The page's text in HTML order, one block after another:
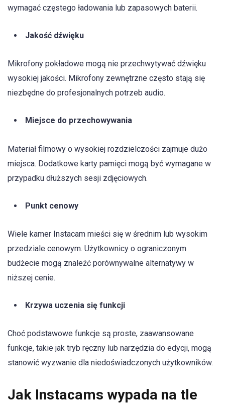
wymagać częstego ładowania lub zapasowych baterii.
Jakość dźwięku
Mikrofony pokładowe mogą nie przechwytywać dźwięku
wysokiej jakości. Mikrofony zewnętrzne często stają się
niezbędne do profesjonalnych potrzeb audio.
Miejsce do przechowywania
Materiał filmowy o wysokiej rozdzielczości zajmuje dużo
miejsca. Dodatkowe karty pamięci mogą być wymagane w
przypadku dłuższych sesji zdjęciowych.
Punkt cenowy
Wiele kamer Instacam mieści się w średnim lub wysokim
przedziale cenowym. Użytkownicy o ograniczonym
budżecie mogą znaleźć porównywalne alternatywy w
niższej cenie.
Krzywa uczenia się funkcji
Choć podstawowe funkcje są proste, zaawansowane
funkcje, takie jak tryb ręczny lub narzędzia do edycji, mogą
stanowić wyzwanie dla niedoświadczonych użytkowników.
Jak Instacams wypada na tle